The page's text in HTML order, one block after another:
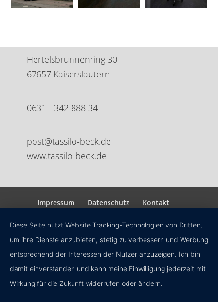
Hertelsbrunnenring 30
67657 Kaiserslautern
0631 - 342 888 34
post@tassilo-beck.de
www.tassilo-beck.de
Impressum Datenschutz Kontakt
Diese Seite nutzt Website Tracking-Technologien von Dritten,
um ihre Dienste anzubieten, stetig zu verbessern und Werbung
entsprechend der Interessen der Nutzer anzuzeigen. Ich bin
damit einverstanden und kann meine Einwilligung jederzeit mit
Wirkung für die Zukunft widerrufen oder ändern.